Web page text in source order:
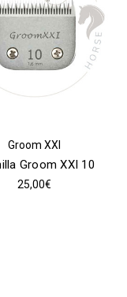
Groom XXI
Groom XXI 10
25,00€